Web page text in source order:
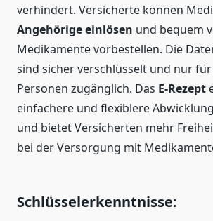
verhindert. Versicherte können
Angehörige einlösen und bequem
Medikamente vorbestellen. Die
sind sicher verschlüsselt und nur
Personen zugänglich. Das E-Rezept
einfachere und flexiblere
und bietet Versicherten mehr
bei der Versorgung mit
Schlüsselerkenntnisse: